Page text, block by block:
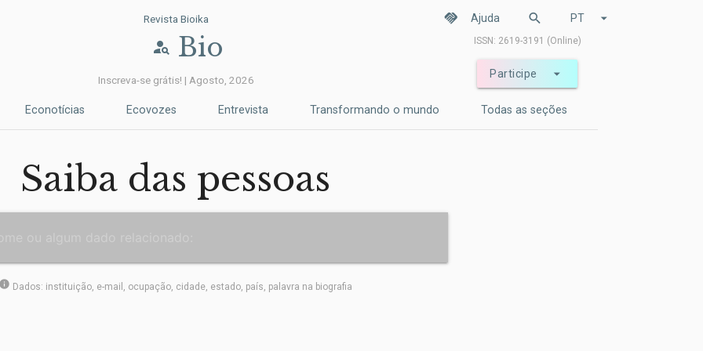
Revista Bioika
person_search Bio
Inscreva-se grátis! | Agosto, 2026
handshake Ajuda search arrow_drop_down
PT
ISSN: 2619-3191 (Online)
arrow_drop_down
Participe
Econotícias Ecovozes Entrevista Transformando o mundo Todas as seções
Saiba das pessoas
info Dados: instituição, e-mail, ocupação, cidade, estado, país, palavra na biografia